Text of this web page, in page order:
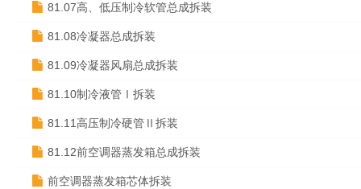
81.07高、低压制冷软管总成拆装
81.08冷凝器总成拆装
81.09冷凝器风扇总成拆装
81.10制冷液管Ⅰ拆装
81.11高压制冷硬管Ⅱ拆装
81.12前空调器蒸发箱总成拆装
前空调器蒸发箱芯体拆装